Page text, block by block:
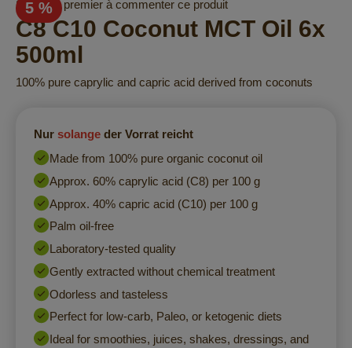
to
the
beginning
of
the
5 %
Soyez le premier à commenter ce produit
C8 C10 Coconut MCT Oil 6x
500ml
100% pure caprylic and capric acid derived from coconuts
Nur solangeder Vorrat reicht
Made from 100% pure organic coconut oil
Approx. 60% caprylic acid (C8) per 100 g
Approx. 40% capric acid (C10) per 100 g
Palm oil-free
Laboratory-tested quality
Gently extracted without chemical treatment
Odorless and tasteless
Perfect for low-carb, Paleo, or ketogenic diets
Ideal for smoothies, juices, shakes, dressings, and